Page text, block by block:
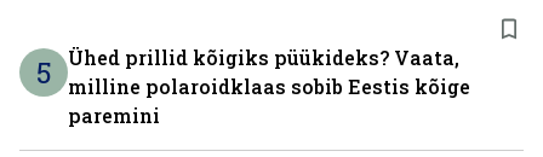
5
Ühed prillid kõigiks püükideks? Vaata,
milline polaroidklaas sobib Eestis kõige
paremini